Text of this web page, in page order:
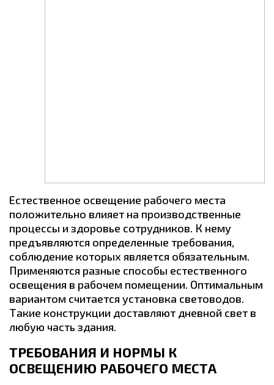
Естественное освещение рабочего места
положительно влияет на производственные
процессы и здоровье сотрудников. К нему
предъявляются определенные требования,
соблюдение которых является обязательным.
Применяются разные способы естественного
освещения в рабочем помещении. Оптимальным
вариантом считается установка световодов.
Такие конструкции доставляют дневной свет в
любую часть здания.
ТРЕБОВАНИЯ И НОРМЫ К
ОСВЕЩЕНИЮ РАБОЧЕГО МЕСТА